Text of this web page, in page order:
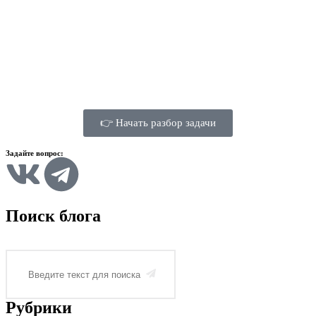
👉 Начать разбор задачи
Задайте вопрос:
Поиск блога
Рубрики